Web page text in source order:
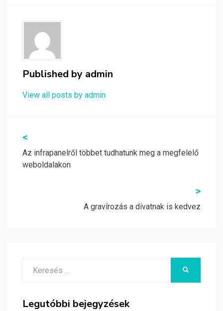
Published by admin
View all posts by admin
Bejegyzés
navigáció
<
Az infrapanelről többet tudhatunk meg a megfelelő
weboldalakon
>
A gravírozás a divatnak is kedvez
Legutóbbi bejegyzések